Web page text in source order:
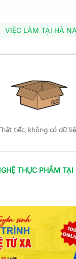
VIỆC LÀM TẠI HÀ
tiếc, không có dữ
THỰC PHẨM TẠI